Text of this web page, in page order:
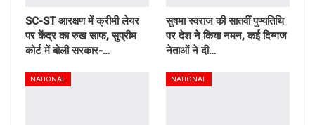
SC-ST आरक्षण में क्रीमी लेयर
पर केंद्र का रुख साफ, सुप्रीम
कोर्ट में बोली सरकार-…
सुषमा स्वराज की सातवीं पुण्यतिथि
पर देश ने किया नमन, कई दिग्गज
नेताओं ने दी…
NATIONAL NATIONAL